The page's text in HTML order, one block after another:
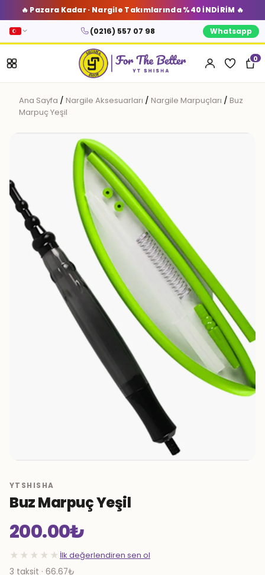
🔥 Pazara Kadar · Nargile Takımlarında %40 İNDİRİM 🔥
(0216) 557 07 98 Whatsapp
0
Ana Sayfa / Nargile Aksesuarları / Nargile Marpuçları / Buz
Marpuç Yeşil
YTSHISHA
Buz Marpuç Yeşil
200.00₺
★★★★★ İlk değerlendiren sen ol
3 taksit · 66.67₺